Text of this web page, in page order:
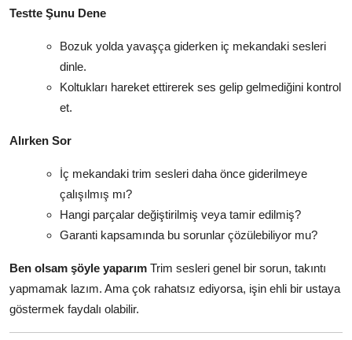
Testte Şunu Dene
Bozuk yolda yavaşça giderken iç mekandaki sesleri
dinle.
Koltukları hareket ettirerek ses gelip gelmediğini kontrol
et.
Alırken Sor
İç mekandaki trim sesleri daha önce giderilmeye
çalışılmış mı?
Hangi parçalar değiştirilmiş veya tamir edilmiş?
Garanti kapsamında bu sorunlar çözülebiliyor mu?
Ben olsam şöyle yaparım Trim sesleri genel bir sorun, takıntı
yapmamak lazım. Ama çok rahatsız ediyorsa, işin ehli bir ustaya
göstermek faydalı olabilir.